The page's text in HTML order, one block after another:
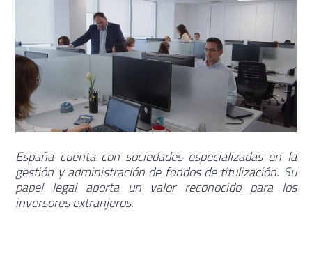
España cuenta con sociedades especializadas en la
gestión y administración de fondos de titulización. Su
papel legal aporta un valor reconocido para los
inversores extranjeros.